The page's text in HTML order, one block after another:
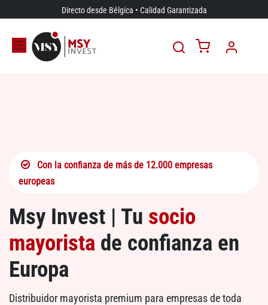
Directo desde Bélgica • Calidad Garantizada
Con la confianza de más de 12.000 empresas
europeas
Msy Invest | Tu socio
mayorista de confianza en
Europa
Distribuidor mayorista premium para empresas de toda